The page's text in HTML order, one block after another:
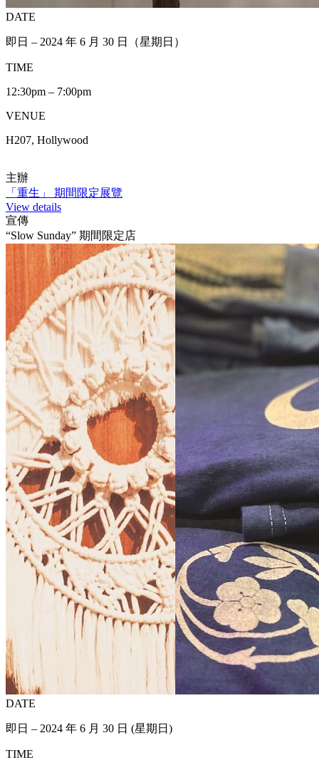
DATE
即日 – 2024 年 6 月 30 日（星期日）
TIME
12:30pm – 7:00pm
VENUE
H207, Hollywood
主辦
「重生」 期間限定展覽
View details
宣傳
“Slow Sunday” 期間限定店
DATE
即日 – 2024 年 6 月 30 日 (星期日)
TIME